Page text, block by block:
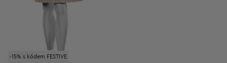
-15% s kódem FESTIVE